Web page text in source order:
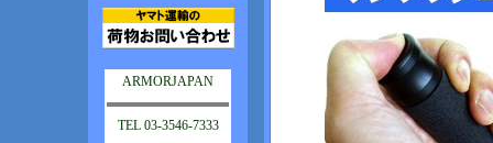
ARMORJAPAN
TEL 03-3546-7333